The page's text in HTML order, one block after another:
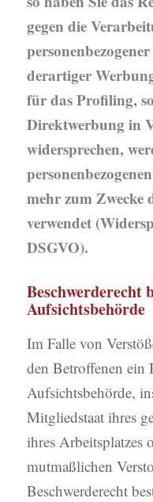
gegen die
derartiger
für das Profiling,
Direktwerbung in
widersprechen,
mehr zum Zwecke
verwendet
DSGVO).
Beschwerderecht
Aufsichtsbehörde
Im Falle von
den Betroffenen ein
Aufsichtsbehörde,
Mitgliedstaat ihres
ihres Arbeitsplatzes
mutmaßlichen
Beschwerderecht